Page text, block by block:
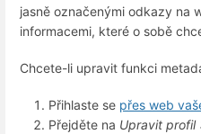
jasně označenými odkazy na
informacemi, které o sobě
Chcete-li upravit funkci
Přihlaste se přes web
Přejděte na Upravit profil